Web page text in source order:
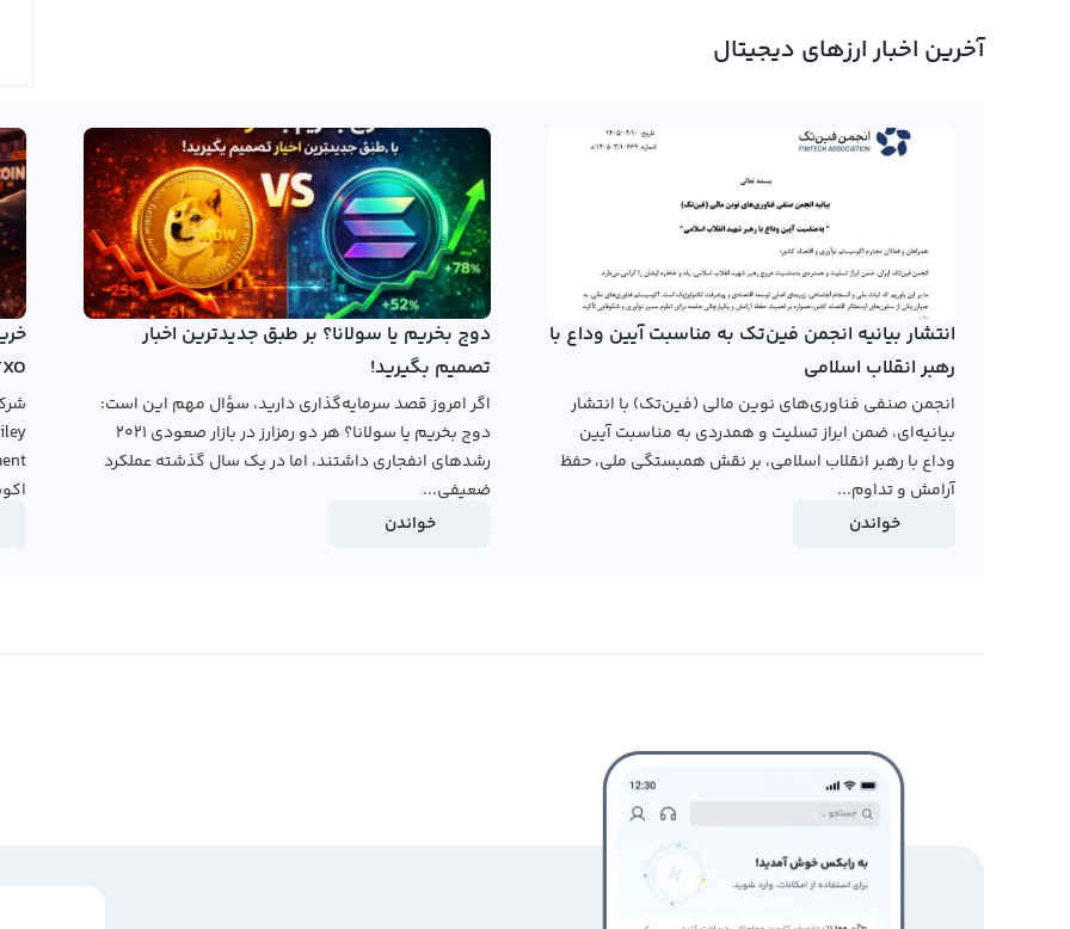
در حال حاضر هیچکدام از صرافی‌های ارز دیجیتال ایرانی نمودار مای تریا را از ابتدای فعالیت آن به کاربران ارائه نمی‌کنند. اما به
دلیل رونق بازار تجارت الکترونیک در ایران، افرادی که به دنبال سرمایه‌گذاری در ارزهای دیجیتال هستند، به دنبال نمودار مای
تریا در صرافی‌های بین‌المللی می‌گردند. مای تریا با سمبل MYRA و نام انگلیسی Mytheria، در حال حاضر رونق قابل توجهی بین
سرمایه‌گذاران و معامله‌گران دارد. بطوریکه این ارز دیجیتال در حال حاضر در صدر جدول قیمت ارزهای دیجیتال جهان قرار دارد.
رابکس از خرید و فروش بیش از ۱۰۰۰ ارز دیجیتال پشتیبانی می‌کند. برای معامله رمز مای تریا، به صفحه
خرید مای تریابروید.
آخرین اخبار ارزهای دیجیتال
انتشار بیانیه انجمن فین‌تک به مناسبت آیین وداع با
رهبر انقلاب اسلامی
انجمن صنفی فناوری‌های نوین مالی (فین‌تک) با انتشار
بیانیه‌ای، ضمن ابراز تسلیت و همدردی به مناسبت آیین
وداع با رهبر انقلاب اسلامی، بر نقش همبستگی ملی، حفظ
آرامش و تداوم...
خواندن
دوج بخریم یا سولانا؟ بر طبق جدیدترین اخبار
تصمیم بگیرید!
اگر امروز قصد سرمایه‌گذاری دارید، سؤال مهم این است:
دوج بخریم یا سولانا؟ هر دو رمزارز در بازار صعودی ۲۰۲۱
رشدهای انفجاری داشتند، اما در یک سال گذشته عملکرد
ضعیفی...
خواندن